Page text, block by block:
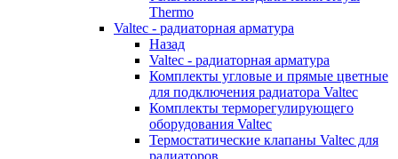
Thermo
Valtec - радиаторная арматура
Назад
Valtec - радиаторная арматура
Комплекты угловые и прямые цветные
для подключения радиатора Valtec
Комплекты терморегулирующего
оборудования Valtec
Термостатические клапаны Valtec для
радиаторов